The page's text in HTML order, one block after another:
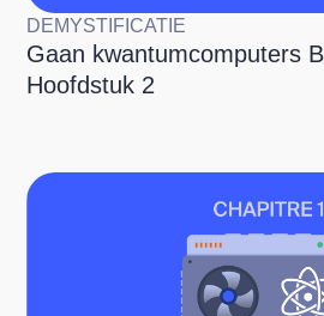
DEMYSTIFICATIE
Gaan kwantumcomputers
Hoofdstuk 2